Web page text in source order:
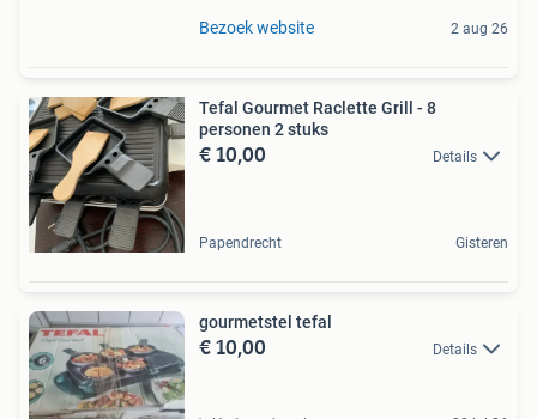
Bezoek website 2 aug 26
Tefal Gourmet Raclette Grill - 8
personen 2 stuks
€ 10,00 Details
Papendrecht Gisteren
gourmetstel tefal
€ 10,00 Details